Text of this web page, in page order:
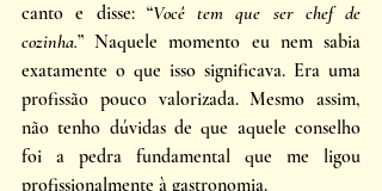
canto e disse: “Você tem que ser chef de
cozinha.” Naquele momento eu nem sabia
exatamente o que isso significava. Era uma
profissão pouco valorizada. Mesmo assim,
não tenho dúvidas de que aquele conselho
foi a pedra fundamental que me ligou
profissionalmente à gastronomia.